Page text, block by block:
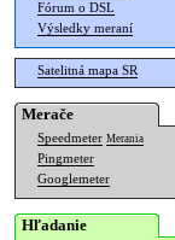
Fórum o DSL
Výsledky meraní
Satelitná mapa SR
Merače
Speedmeter Merania
Pingmeter
Googlemeter
Hľadanie